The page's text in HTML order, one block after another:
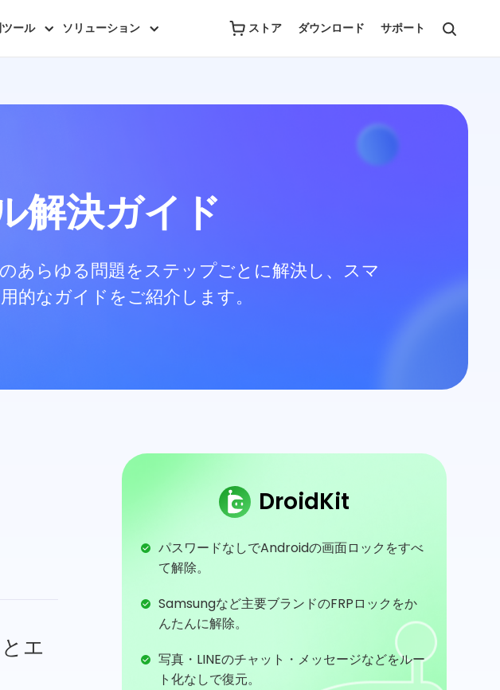
ストア ダウンロード サポート
ール ソリューション
解決ガイド
あらゆる問題をステップごとに解決し、スマ
的なガイドをご紹介します。
DroidKit
パスワードなしでAndroidの画面ロックをすべ
て解除。
Samsungなど主要ブランドのFRPロックをか
んたんに解除。
写真・LINEのチャット・メッセージなどをルー
ト化なしで復元。
エ